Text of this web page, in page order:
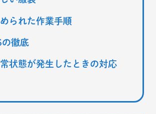
られた作業手順
の徹底
状態が発生したときの対応